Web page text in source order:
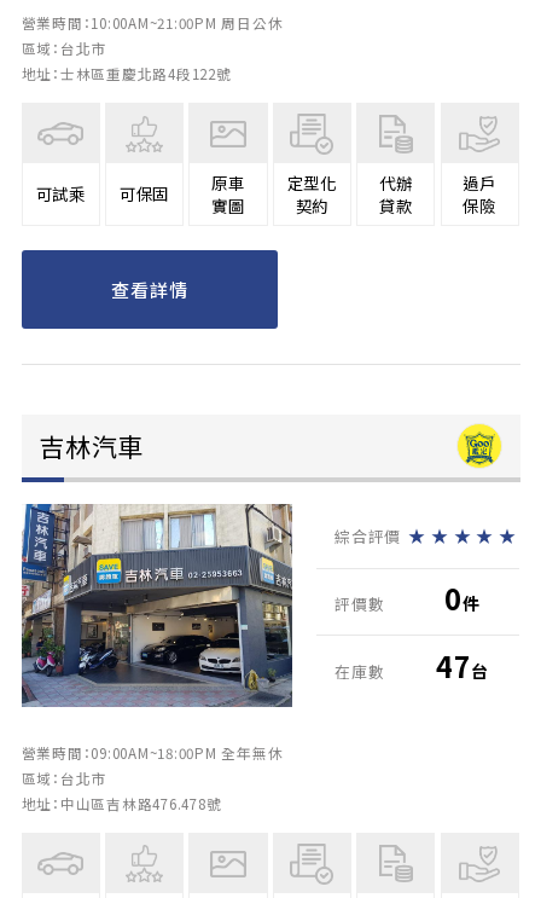
營業時間：10:00AM~21:00PM 周日公休
區域：台北市
地址：士林區重慶北路4段122號
可試乘 可保固
原車
實圖
定型化
契約
代辦
貸款
過戶
保險
查看詳情
吉林汽車
營業時間：09:00AM~18:00PM 全年無休
區域：台北市
地址：中山區吉林路476.478號
綜合評價 ★ ★ ★ ★ ★
評價數 0件
在庫數 47台